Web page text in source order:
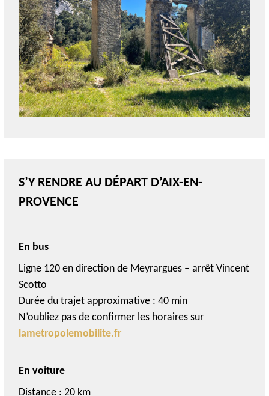
S’Y RENDRE AU DÉPART D’AIX-EN-
PROVENCE
En bus
Ligne 120 en direction de Meyrargues – arrêt Vincent
Scotto
Durée du trajet approximative : 40 min
N’oubliez pas de confirmer les horaires sur
lametropolemobilite.fr
En voiture
Distance : 20 km